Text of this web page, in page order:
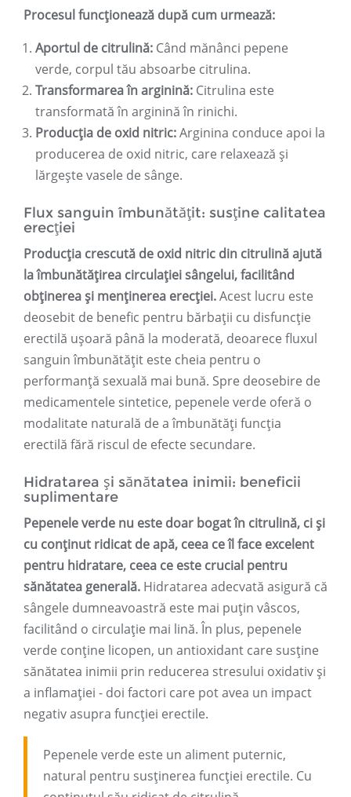
Procesul funcționează după cum urmează:
Aportul de citrulină: Când mănânci pepene
verde, corpul tău absoarbe citrulina.
Transformarea în arginină: Citrulina este
transformată în arginină în rinichi.
Producția de oxid nitric:Arginina conduce apoi la
producerea de oxid nitric, care relaxează și
lărgește vasele de sânge.
Flux sanguin îmbunătățit: susține calitatea
erecției
Producția crescută de oxid nitric din citrulină ajută
la îmbunătățirea circulației sângelui, facilitând
obținerea și menținerea erecției.Acest lucru este
deosebit de benefic pentru bărbații cu disfuncție
erectilă ușoară până la moderată, deoarece fluxul
sanguin îmbunătățit este cheia pentru o
performanță sexuală mai bună. Spre deosebire de
medicamentele sintetice, pepenele verde oferă o
modalitate naturală de a îmbunătăți funcția
erectilă fără riscul de efecte secundare.
Hidratarea și sănătatea inimii: beneficii
suplimentare
Pepenele verde nu este doar bogat în citrulină, ci și
cu conținut ridicat de apă, ceea ce îl face excelent
pentru hidratare, ceea ce este crucial pentru
sănătatea generală. Hidratarea adecvată asigură că
sângele dumneavoastră este mai puțin vâscos,
facilitând o circulație mai lină. În plus, pepenele
verde conține licopen, un antioxidant care susține
sănătatea inimii prin reducerea stresului oxidativ și
a inflamației - doi factori care pot avea un impact
negativ asupra funcției erectile.
Pepenele verde este un aliment puternic,
natural pentru susținerea funcției erectile. Cu